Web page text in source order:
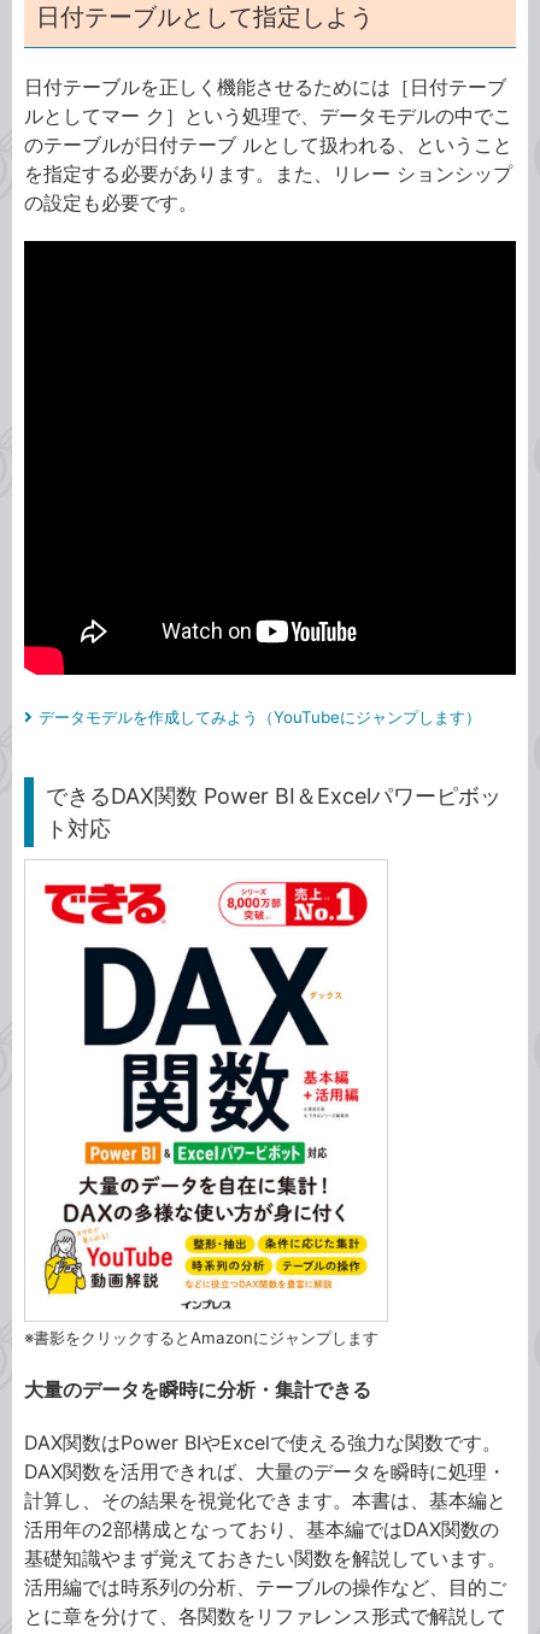
日付テーブルとして指定しよう
日付テーブルを正しく機能させるためには［日付テーブ
ルとしてマー ク］という処理で、データモデルの中でこ
のテーブルが日付テーブ ルとして扱われる、ということ
を指定する必要があります。また、リレー ションシップ
の設定も必要です。
データモデルを作成してみよう（YouTubeにジャンプします）
できるDAX関数 Power BI＆Excelパワーピボッ
ト対応
※書影をクリックするとAmazonにジャンプします
大量のデータを瞬時に分析・集計できる
DAX関数はPower BIやExcelで使える強力な関数です。
DAX関数を活用できれば、大量のデータを瞬時に処理・
計算し、その結果を視覚化できます。本書は、基本編と
活用年の2部構成となっており、基本編ではDAX関数の
基礎知識やまず覚えておきたい関数を解説しています。
活用編では時系列の分析、テーブルの操作など、目的ご
とに章を分けて、各関数をリファレンス形式で解説して